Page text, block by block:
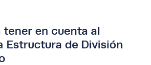
tener en cuenta al
Estructura de División